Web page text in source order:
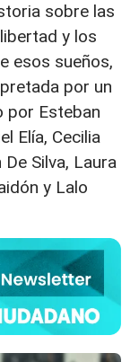
sobre las
y los
esos sueños,
por un
por Esteban
Elía, Cecilia
Silva, Laura
y Lalo